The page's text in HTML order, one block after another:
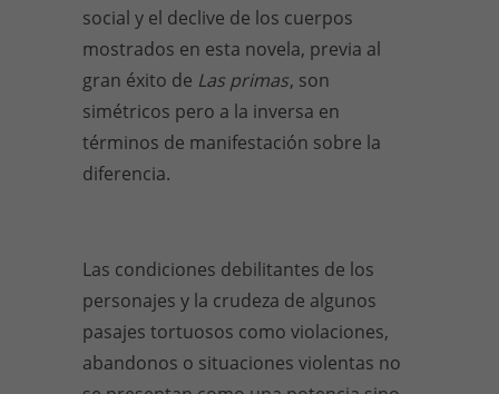
social y el declive de los cuerpos
mostrados en esta novela, previa al
gran éxito de Las primas, son
simétricos pero a la inversa en
términos de manifestación sobre la
diferencia.
Las condiciones debilitantes de los
personajes y la crudeza de algunos
pasajes tortuosos como violaciones,
abandonos o situaciones violentas no